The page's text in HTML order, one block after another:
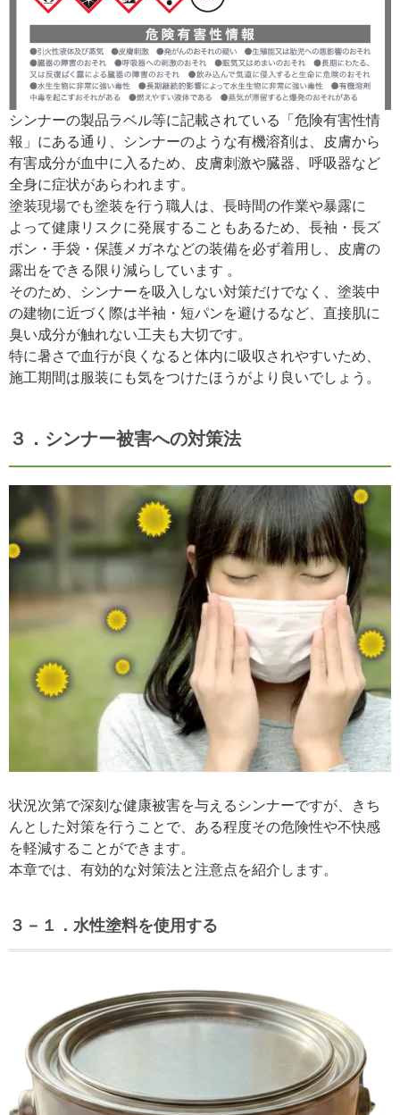
シンナーの製品ラベル等に記載されている「危険有害性情
報」にある通り、シンナーのような有機溶剤は、皮膚から
有害成分が血中に入るため、皮膚刺激や臓器、呼吸器など
全身に症状があらわれます。
塗装現場でも塗装を行う職人は、長時間の作業や暴露に
よって健康リスクに発展することもあるため、長袖・長ズ
ボン・手袋・保護メガネなどの装備を必ず着用し、皮膚の
露出をできる限り減らしています 。
そのため、シンナーを吸入しない対策だけでなく、塗装中
の建物に近づく際は半袖・短パンを避けるなど、直接肌に
臭い成分が触れない工夫も大切です。
特に暑さで血行が良くなると体内に吸収されやすいため、
施工期間は服装にも気をつけたほうがより良いでしょう。
３．シンナー被害への対策法
状況次第で深刻な健康被害を与えるシンナーですが、きち
んとした対策を行うことで、ある程度その危険性や不快感
を軽減することができます。
本章では、有効的な対策法と注意点を紹介します。
３ －１ ．水性塗料を使用する